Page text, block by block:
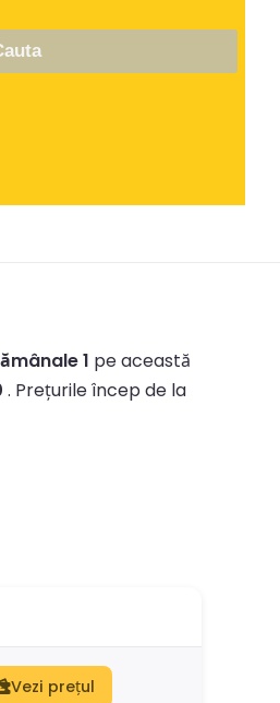
1 pe această
. Prețurile încep de la
Vezi prețul